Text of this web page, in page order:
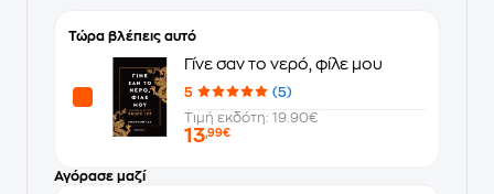
Τώρα βλέπεις αυτό
Γίνε σαν το νερό, φίλε μου
5
(5)
Τιμή εκδότη: 19.90€
13,99€
Αγόρασε μαζί